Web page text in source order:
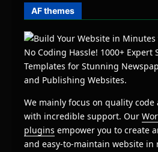
AF themes
We mainly focus on quality
with incredible support. Our
plugins empower you to create
and easy-to-maintain website in